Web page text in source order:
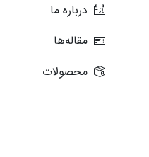
درباره ما
مقاله‌ها
محصولات